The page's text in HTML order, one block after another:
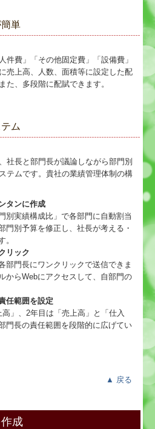
単
件費」「その他固定費」「設備費」
売上高、人数、面積等に設定した配
た、多段階に配賦できます。
ム
社長と部門長が議論しながら部門別
テムです。貴社の業績管理体制の構
タンに作成
別実績構成比」で各部門に自動割当
門別予算を修正し、社長が考える・
。
リック
部門長にワンクリックで送信できま
からWebにアクセスして、自部門の
任範囲を設定
」、2年目は「売上高」と「仕入
門長の責任範囲を段階的に広げてい
▲ 戻る
成